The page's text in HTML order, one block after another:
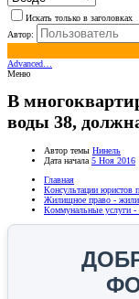
Искать только в заголовках
Автор:
Advanced…
Меню
В
воды 38,
Автор темы Нинель
Дата начала 5 Ноя 2016
Главная
Консультации юристов
Жилищное право -
Коммунальные услуги